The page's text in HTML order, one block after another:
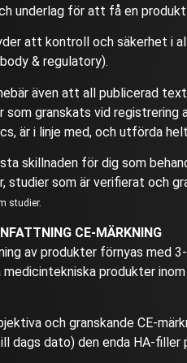
underlag för att få en produkt
att kontroll och säkerhet i
& regulatory).
även att all publicerad
som granskats vid registrering
är i linje med, och utförda
skillnaden för dig som
studier som är verifierat och
studier.
CE-MÄRKNING
av produkter förnyas med
medicintekniska produkter
och granskande CE-
dags dato) den enda HA-filler